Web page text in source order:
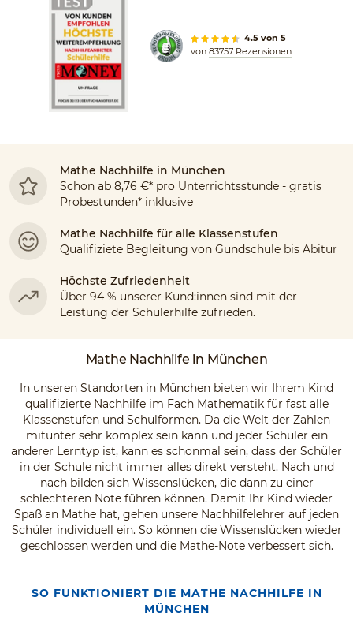
4.5 von 5
von 83757 Rezensionen
Mathe Nachhilfe in München
Schon ab 8,76 €* pro Unterrichtsstunde - gratis
Probestunden* inklusive
Mathe Nachhilfe für alle Klassenstufen
Qualifiziete Begleitung von Gundschule bis Abitur
Höchste Zufriedenheit
Über 94 % unserer Kund:innen sind mit der
Leistung der Schülerhilfe zufrieden.
Mathe Nachhilfe in München
In unseren Standorten in München bieten wir Ihrem Kind
qualifizierte Nachhilfe im Fach Mathematik für fast alle
Klassenstufen und Schulformen. Da die Welt der Zahlen
mitunter sehr komplex sein kann und jeder Schüler ein
anderer Lerntyp ist, kann es schonmal sein, dass der Schüler
in der Schule nicht immer alles direkt versteht. Nach und
nach bilden sich Wissenslücken, die dann zu einer
schlechteren Note führen können. Damit Ihr Kind wieder
Spaß an Mathe hat, gehen unsere Nachhilfelehrer auf jeden
Schüler individuell ein. So können die Wissenslücken wieder
geschlossen werden und die Mathe-Note verbessert sich.
SO FUNKTIONIERT DIE MATHE NACHHILFE IN
MÜNCHEN